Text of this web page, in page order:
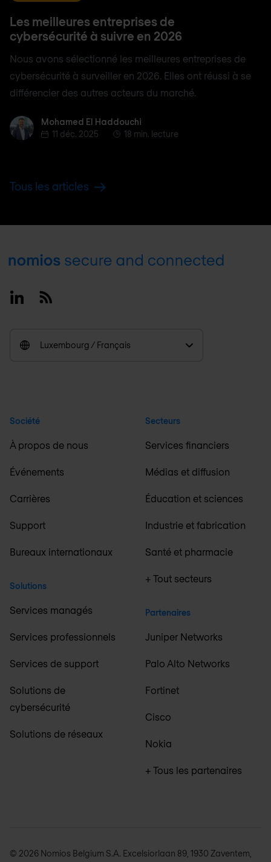
Les meilleures entreprises de
cybersécurité à suivre en 2026
Nous avons sélectionné les meilleures entreprises de
cybersécurité à surveiller en 2026. Elles ont réussi à se
différencier des autres acteurs du marché.
Mohamed El Haddouchi
Mohamed El Haddouchi
11 déc. 2025
18 min. lecture
Tous les articles
Footer
LinkedinRSS
Luxembourg / Français
Société
À propos de nous
Événements
Carrières
Support
Bureaux internationaux
Solutions
Services managés
Services professionnels
Services de support
Solutions de
cybersécurité
Solutions de réseaux
Secteurs
Services financiers
Médias et diffusion
Éducation et sciences
Industrie et fabrication
Santé et pharmacie
+ Tout secteurs
Partenaires
Juniper Networks
Palo Alto Networks
Fortinet
Cisco
Nokia
+ Tous les partenaires
© 2026 Nomios Belgium S.A. Excelsiorlaan 89, 1930 Zaventem,